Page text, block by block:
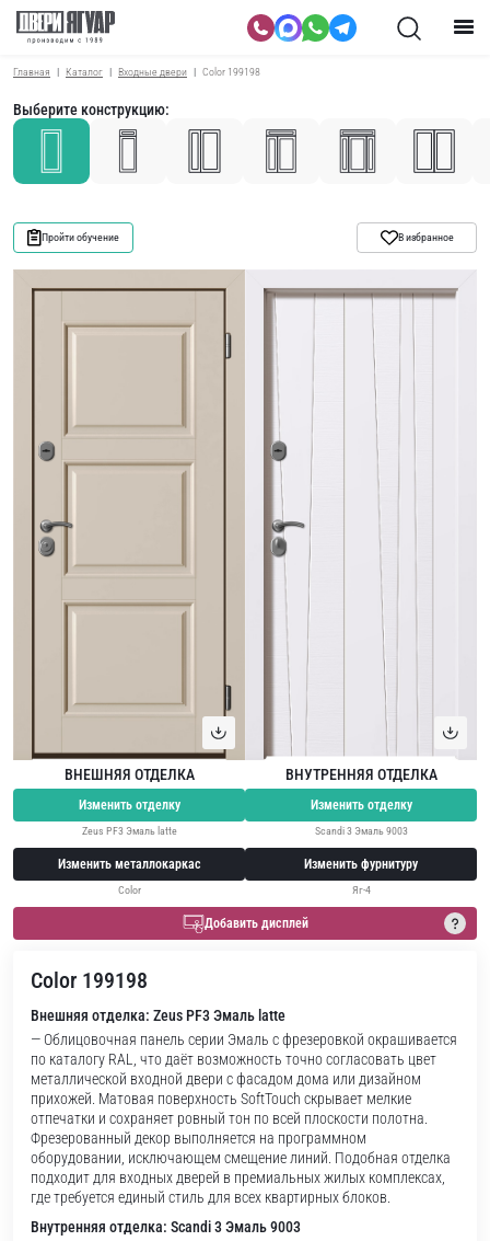
Главная Каталог Входные двери Color 199198
Выберите конструкцию:
Пройти обучение В избранное
ВНЕШНЯЯ ОТДЕЛКА
Изменить отделку
Zeus PF3 Эмаль latte
Изменить металлокаркас
Color
ВНУТРЕННЯЯ ОТДЕЛКА
Изменить отделку
Scandi 3 Эмаль 9003
Изменить фурнитуру
Яг-4
Добавить дисплей
Color 199198
Внешняя отделка: Zeus PF3 Эмаль latte
— Облицовочная панель серии Эмаль с фрезеровкой окрашивается
по каталогу RAL, что даёт возможность точно согласовать цвет
металлической входной двери с фасадом дома или дизайном
прихожей. Матовая поверхность SoftTouch скрывает мелкие
отпечатки и сохраняет ровный тон по всей плоскости полотна.
Фрезерованный декор выполняется на программном
оборудовании, исключающем смещение линий. Подобная отделка
подходит для входных дверей в премиальных жилых комплексах,
где требуется единый стиль для всех квартирных блоков.
Внутренняя отделка: Scandi 3 Эмаль 9003